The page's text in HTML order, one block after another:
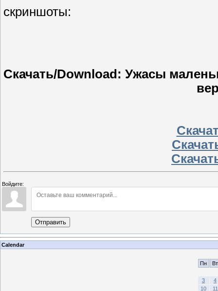
скриншоты:
Скачать/Download: Ужасы
Войдите:
Отправить
Calendar
Пн Вт
3
4
10
11